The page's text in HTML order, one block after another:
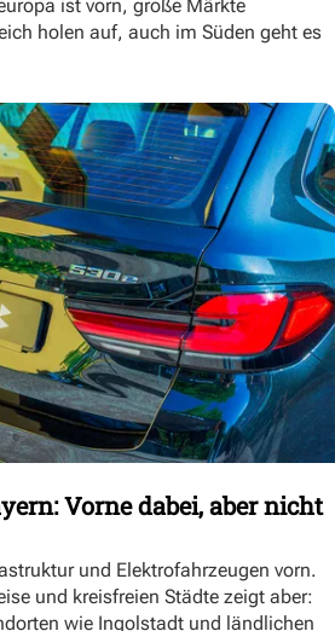
ist vorn, große Märkte
holen auf, auch im Süden geht es
Vorne dabei, aber nicht
und Elektrofahrzeugen vorn.
und kreisfreien Städte zeigt aber:
wie Ingolstadt und ländlichen